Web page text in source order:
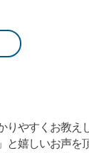
りやすくお教え
と嬉しいお声を